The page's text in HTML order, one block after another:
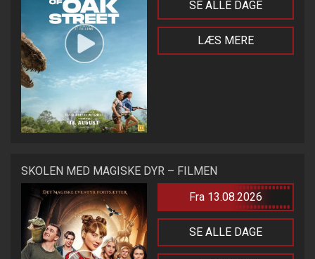
SE ALLE DAGE
LÆS MERE
SKOLEN MED MAGISKE DYR – FILMEN
Fra 13.08.2026
SE ALLE DAGE